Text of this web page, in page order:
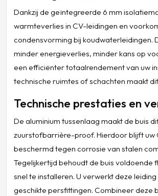
Dankzij de geïntegreerde 6 mm
warmteverlies in CV-leidingen en
condensvorming bij koudwaterleidingen.
minder energieverlies, minder kans op
een efficiënter totaalrendement van uw
technische ruimtes of schachten maakt
Technische prestaties en
De aluminium tussenlaag maakt de buis
zuurstofbarrière-proof. Hierdoor blijft uw
beschermd tegen corrosie van stalen
Tegelijkertijd behoudt de buis voldoende
snel te installeren. U verwerkt deze
geschikte persfittingen. Combineer deze